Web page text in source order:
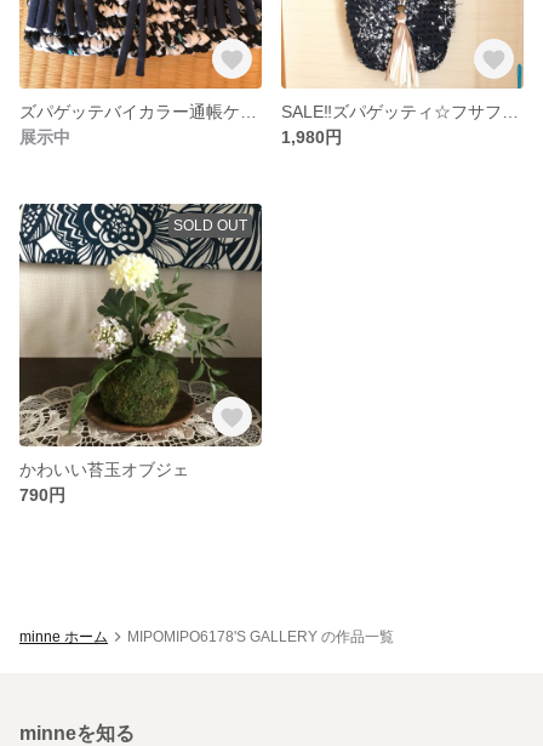
展示中
1,980円
SOLD OUT
かわいい苔玉オブジェ
790円
minne ホーム MIPOMIPO6178'S GALLERY の作品一覧
minneを知る